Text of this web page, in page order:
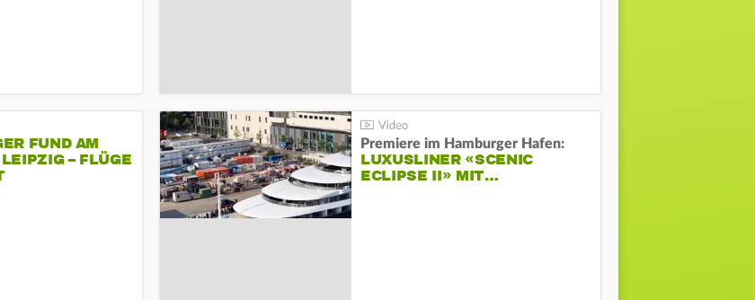
FUND AM
– FLÜGE
Premiere im Hamburger Hafen:
LUXUSLINER «SCENIC
ECLIPSE II» MIT…